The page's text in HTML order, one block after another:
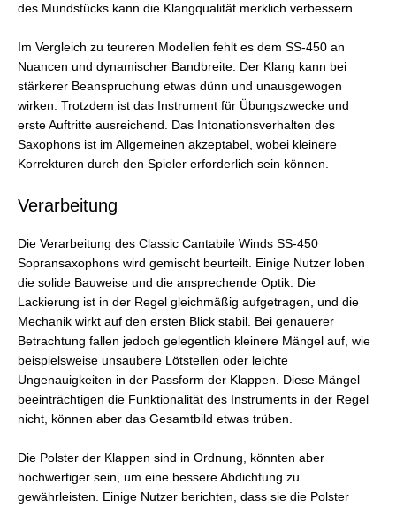
des Mundstücks kann die Klangqualität merklich verbessern.
Im Vergleich zu teureren Modellen fehlt es dem SS-450 an
Nuancen und dynamischer Bandbreite. Der Klang kann bei
stärkerer Beanspruchung etwas dünn und unausgewogen
wirken. Trotzdem ist das Instrument für Übungszwecke und
erste Auftritte ausreichend. Das Intonationsverhalten des
Saxophons ist im Allgemeinen akzeptabel, wobei kleinere
Korrekturen durch den Spieler erforderlich sein können.
Verarbeitung
Die Verarbeitung des Classic Cantabile Winds SS-450
Sopransaxophons wird gemischt beurteilt. Einige Nutzer loben
die solide Bauweise und die ansprechende Optik. Die
Lackierung ist in der Regel gleichmäßig aufgetragen, und die
Mechanik wirkt auf den ersten Blick stabil. Bei genauerer
Betrachtung fallen jedoch gelegentlich kleinere Mängel auf, wie
beispielsweise unsaubere Lötstellen oder leichte
Ungenauigkeiten in der Passform der Klappen. Diese Mängel
beeinträchtigen die Funktionalität des Instruments in der Regel
nicht, können aber das Gesamtbild etwas trüben.
Die Polster der Klappen sind in Ordnung, könnten aber
hochwertiger sein, um eine bessere Abdichtung zu
gewährleisten. Einige Nutzer berichten, dass sie die Polster